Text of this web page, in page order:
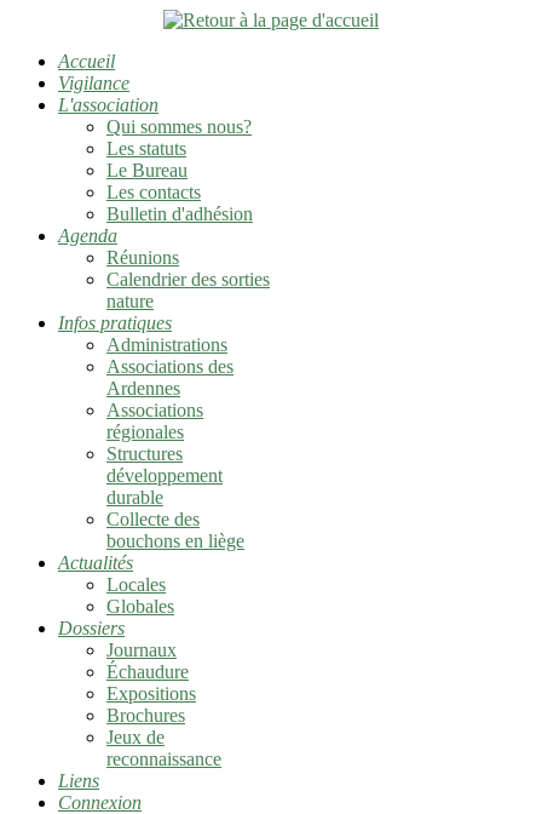
Accueil
Vigilance
L'association
Qui sommes nous?
Les statuts
Le Bureau
Les contacts
Bulletin d'adhésion
Agenda
Réunions
Calendrier des sorties
nature
Infos pratiques
Administrations
Associations des
Ardennes
Associations
régionales
Structures
développement
durable
Collecte des
bouchons en liège
Actualités
Locales
Globales
Dossiers
Journaux
Échaudure
Expositions
Brochures
Jeux de
reconnaissance
Liens
Connexion